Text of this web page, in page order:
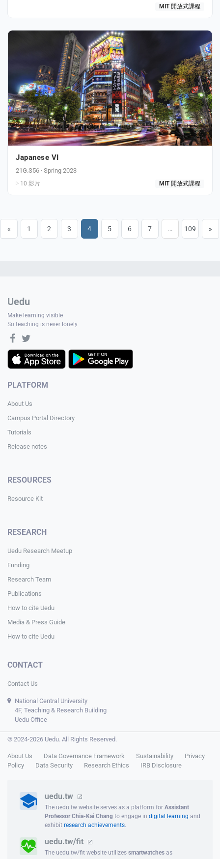
MIT 開放式課程
Japanese VI
21G.S56 · Spring 2023
10 影片
MIT 開放式課程
« 1 2 3 4 5 6 7 … 109 »
Uedu
Make learning visible
So teaching is never lonely
PLATFORM
About Us
Campus Portal Directory
Tutorials
Release notes
RESOURCES
Resource Kit
RESEARCH
Uedu Research Meetup
Funding
Research Team
Publications
How to cite Uedu
Media & Press Guide
How to cite Uedu
CONTACT
Contact Us
National Central University
4F, Teaching & Research Building
Uedu Office
© 2024-2026 Uedu. All Rights Reserved.
About Us Data Governance Framework Sustainability
Privacy
Policy
Data Security Research Ethics IRB Disclosure
uedu.tw
The uedu.tw website serves as a platform for Assistant
Professor Chia-Kai Chang to engage in digital learning and
exhibit research achievements.
uedu.tw/fit
The uedu.tw/fit website utilizes smartwatches as